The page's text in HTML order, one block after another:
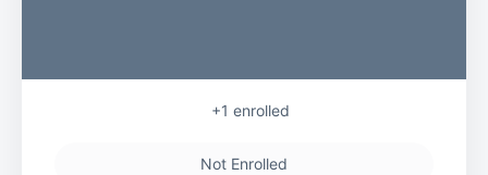
+1 enrolled
Not Enrolled